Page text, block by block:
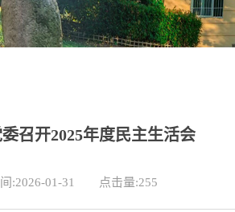
召开2025年度民主生活会
:2026-01-31 点击量:255